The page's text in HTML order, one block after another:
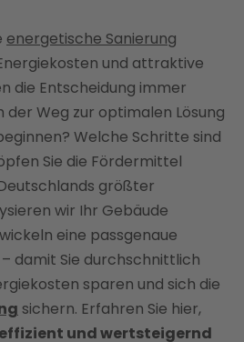
eine energetische Sanierung?
sparen Sie am
mit Enter: Sparpotenziale voll
energiebedingte Mehrkosten –
2025: Wie Sie Zuschüsse
2026: Wie Enter Sie als
unterstützt
energetische Sanierung
und attraktive
die Entscheidung immer
Weg zur optimalen Lösung
Welche Schritte sind
Sie die Fördermittel
größter
wir Ihr Gebäude
eine passgenaue
damit Sie durchschnittlich
sparen und sich die
sichern. Erfahren Sie hier,
und wertsteigernd